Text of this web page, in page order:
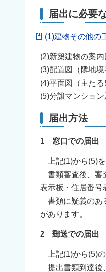
届出に必要
(1)建物その他の
(2)新築建物の案
(3)配置図（隣地
(4)平面図（主た
(5)分譲マンショ
届出方法
1 窓口での届出
上記(1)から(5)を
書類審査後、審
表示板・住居番号
書類に疑義のあ
があります。
2 郵送での届出
上記(1)から(5)の
提出書類到達後